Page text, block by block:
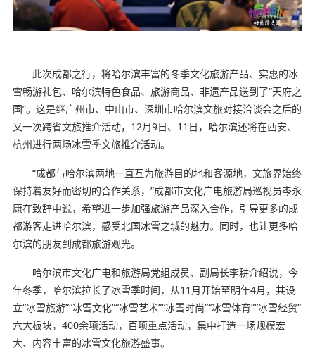
此次成都之行，将哈尔滨丰富的冬季文化旅游产品、实惠的冰
雪畅游礼包、哈尔滨特色食品、旅游商品、非遗产品送到了“天府之
国”。这是继广州市、中山市、深圳市哈尔滨文旅对接洽谈会之后的
又一次跨省文旅推介活动，12月9日、11日，哈尔滨还将在西安、
杭州进行两场冰雪季文旅推介活动。
“成都与哈尔滨两地一直互为旅游目的地和客源地，文旅界始终
保持着友好而密切的合作关系，”成都市文化广电旅游局巡视员岑永
康在致辞中说，希望进一步加强旅游产品深入合作，引导更多的成
都游客走进哈尔滨，感受北国冰雪之城的魅力。同时，也让更多哈
尔滨的朋友到成都旅游观光。
哈尔滨市文化广电和旅游局党组成员、副局长李耕介绍说，今
年冬季，哈尔滨拉长了冰雪季时间，从11月开始至明年4月，共设
立“冰雪旅游”“冰雪文化”“冰雪艺术”“冰雪时尚”“冰雪体育”“冰雪经贸”
六大板块，400余项活动，百项重点活动，集中打造一场规模宏
大、内容丰富的冰雪文化旅游盛事。